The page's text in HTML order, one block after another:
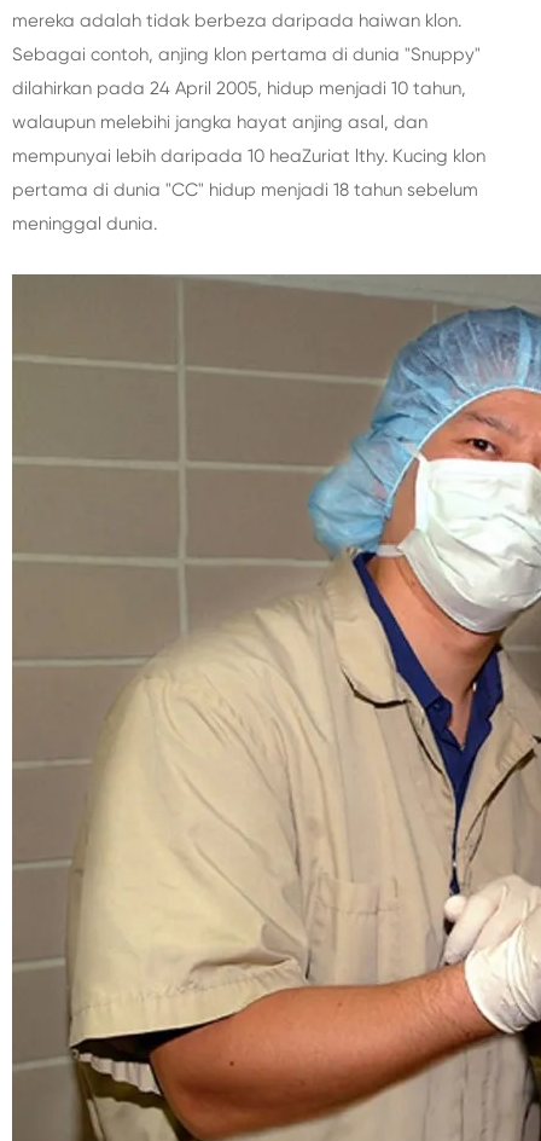
mereka adalah tidak berbeza daripada haiwan klon.
Sebagai contoh, anjing klon pertama di dunia "Snuppy"
dilahirkan pada 24 April 2005, hidup menjadi 10 tahun,
walaupun melebihi jangka hayat anjing asal, dan
mempunyai lebih daripada 10 heaZuriat lthy. Kucing klon
pertama di dunia "CC" hidup menjadi 18 tahun sebelum
meninggal dunia.